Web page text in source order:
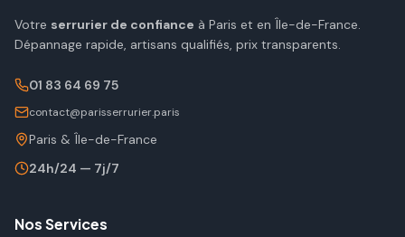
Votre serrurier de confiance à Paris et en Île-de-France.
Dépannage rapide, artisans qualifiés, prix transparents.
01 83 64 69 75
contact@parisserrurier.paris
Paris & Île-de-France
24h/24 — 7j/7
Nos Services